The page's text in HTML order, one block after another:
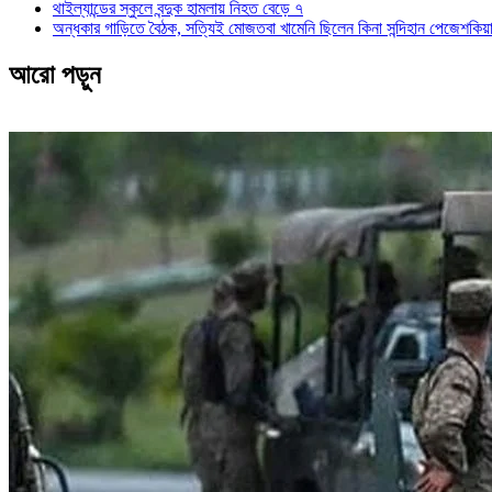
থাইল্যান্ডের স্কুলে বন্দুক হামলায় নিহত বেড়ে ৭
অন্ধকার গাড়িতে বৈঠক, সত্যিই মোজতবা খামেনি ছিলেন কিনা সন্দিহান
আরো পড়ুন